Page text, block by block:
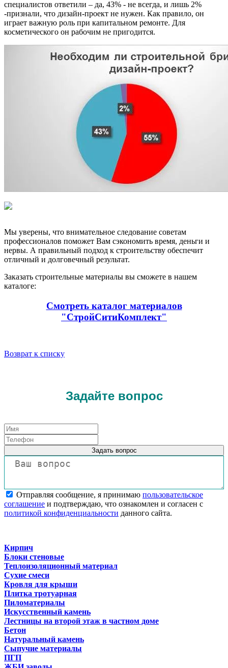
специалистов ответили – да, 43% - не всегда, и лишь 2%
-признали, что дизайн-проект не нужен. Как правило, он
играет важную роль при капитальном ремонте. Для
косметического он рабочим не пригодится.
Мы уверены, что внимательное следование советам
профессионалов поможет Вам сэкономить время, деньги и
нервы. А правильный подход к строительству обеспечит
отличный и долговечный результат.
Заказать строительные материалы вы сможете в нашем
каталоге:
Смотреть каталог материалов
"СтройСитиКомплект"
Возврат к списку
Задайте вопрос
Задать вопрос
Отправляя сообщение, я принимаю пользовательское
соглашение и подтверждаю, что ознакомлен и согласен с
политикой конфиденциальности данного сайта.
Кирпич
Блоки стеновые
Теплоизоляционный материал
Сухие смеси
Кровля для крыши
Плитка тротуарная
Пиломатериалы
Искусственный камень
Лестницы на второй этаж в частном доме
Бетон
Натуральный камень
Сыпучие материалы
ПГП